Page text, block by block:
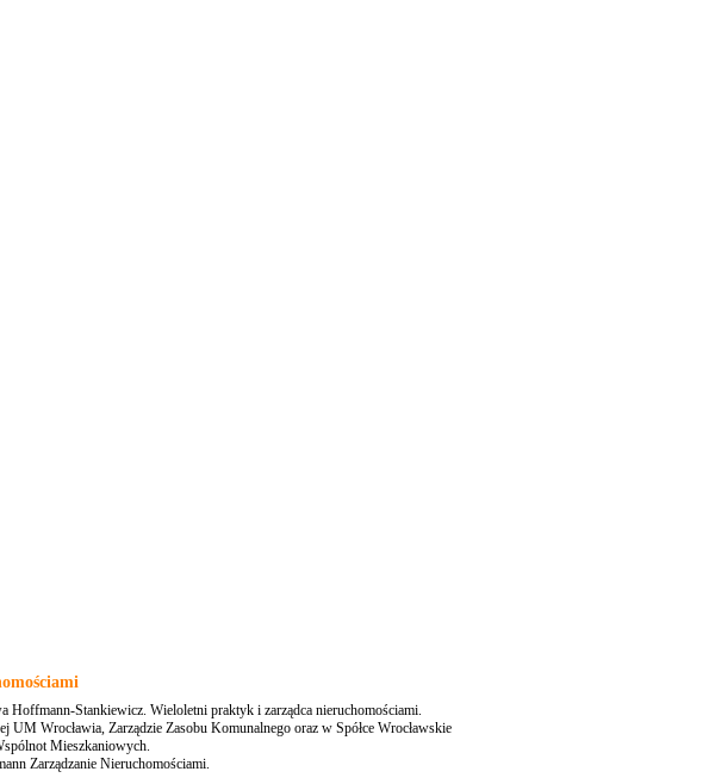
Hoffmann-Stankiewicz. Wieloletni praktyk i zarządca nieruchomościami.
UM Wrocławia, Zarządzie Zasobu Komunalnego oraz w Spółce Wrocławskie
Mieszkaniowych.
Zarządzanie Nieruchomościami.